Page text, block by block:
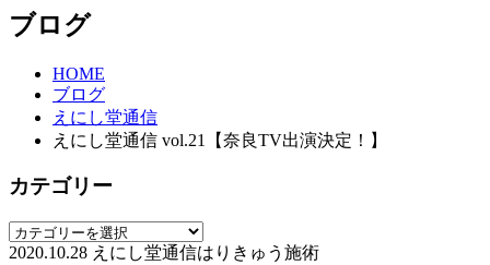
ブログ
HOME
ブログ
えにし堂通信
えにし堂通信 vol.21【奈良TV出演決定！】
カテゴリー
2020.10.28 えにし堂通信はりきゅう施術